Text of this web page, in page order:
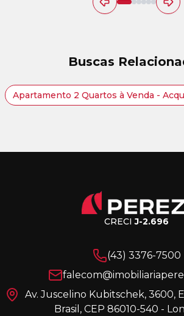
Buscas
Apartamento 2 Quartos à Venda -
CRECIJ-2.696
(43) 3376-7500
Av. Juscelino Kubitschek, 3600,
Brasil, CEP 86010-540 -